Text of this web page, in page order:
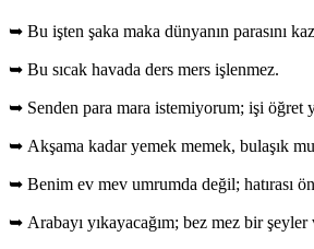
➥ Bu işten şaka maka dünyanın parasını
➥ Bu sıcak havada ders mers işlenmez.
➥ Senden para mara istemiyorum; işi öğret
➥ Akşama kadar yemek memek, bulaşık
➥ Benim ev mev umrumda değil; hatırası
➥ Arabayı yıkayacağım; bez mez bir şeyler